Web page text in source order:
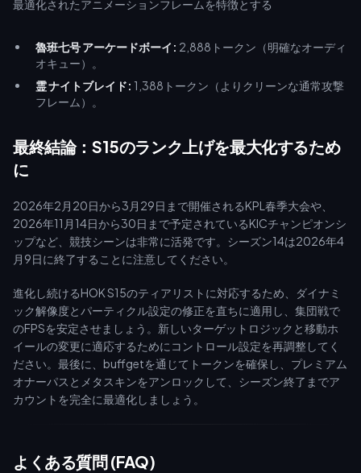
魯班七号 アーケードボーイ: 2,888トークン（明確なオーディ
オキュー）。
霊 ナイトブレイド: 1,388トークン（よりクリーンな通常攻撃
フレーム）。
最終結論：S15のランク上げを最大化するため
に
2026年2月20日から3月29日まで開催されるKPL春季大会や、
2026年11月14日から30日まで予定されているKICチャンピオンシ
ップなど、競技シーンは非常に活発です。シーズン14は2026年4
月9日に終了することに注意してください。
進化し続けるHOK S15のティアリストに対応するため、ダイナミ
ック解像度とパーティクル設定の修正を直ちに適用し、集団戦で
のFPSを安定させましょう。新しいターゲットロジックと移動ホ
イールの変更に適応するためにコントロール設定を再調整してく
ださい。最後に、buffgetを通じてトークンを確保し、プレミアム
オナーパスとメタスキンをアンロックして、シーズン終了までア
カウントを完全に最適化しましょう。
よくある質問 (FAQ)